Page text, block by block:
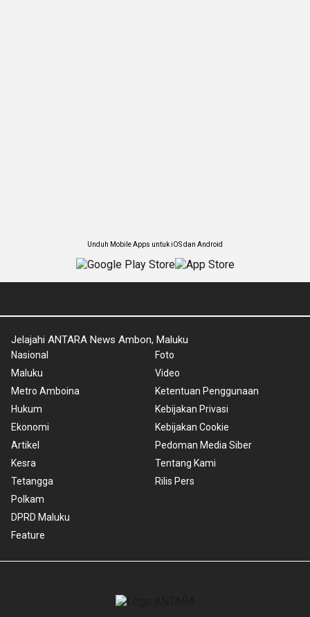
Unduh Mobile Apps untuk iOS dan Android
Jelajahi ANTARA News Ambon, Maluku
Nasional
Maluku
Metro Amboina
Hukum
Ekonomi
Artikel
Kesra
Tetangga
Polkam
DPRD Maluku
Feature
Foto
Video
Ketentuan Penggunaan
Kebijakan Privasi
Kebijakan Cookie
Pedoman Media Siber
Tentang Kami
Rilis Pers